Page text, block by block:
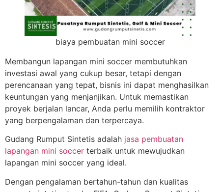
biaya pembuatan mini soccer
Membangun lapangan mini soccer membutuhkan
investasi awal yang cukup besar, tetapi dengan
perencanaan yang tepat, bisnis ini dapat menghasilkan
keuntungan yang menjanjikan. Untuk memastikan
proyek berjalan lancar, Anda perlu memilih kontraktor
yang berpengalaman dan terpercaya.
Gudang Rumput Sintetis adalah jasa pembuatan
lapangan mini soccer terbaik untuk mewujudkan
lapangan mini soccer yang ideal.
Dengan pengalaman bertahun-tahun dan kualitas